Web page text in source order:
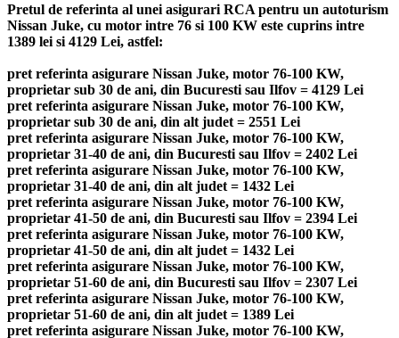
Pretul de referinta al unei asigurari RCA pentru un autoturism
Nissan Juke, cu motor intre 76 si 100 KW este cuprins intre
1389 lei si 4129 Lei, astfel:
pret referinta asigurare Nissan Juke, motor 76-100 KW,
proprietar sub 30 de ani, din Bucuresti sau Ilfov = 4129 Lei
pret referinta asigurare Nissan Juke, motor 76-100 KW,
proprietar sub 30 de ani, din alt judet = 2551 Lei
pret referinta asigurare Nissan Juke, motor 76-100 KW,
proprietar 31-40 de ani, din Bucuresti sau Ilfov = 2402 Lei
pret referinta asigurare Nissan Juke, motor 76-100 KW,
proprietar 31-40 de ani, din alt judet = 1432 Lei
pret referinta asigurare Nissan Juke, motor 76-100 KW,
proprietar 41-50 de ani, din Bucuresti sau Ilfov = 2394 Lei
pret referinta asigurare Nissan Juke, motor 76-100 KW,
proprietar 41-50 de ani, din alt judet = 1432 Lei
pret referinta asigurare Nissan Juke, motor 76-100 KW,
proprietar 51-60 de ani, din Bucuresti sau Ilfov = 2307 Lei
pret referinta asigurare Nissan Juke, motor 76-100 KW,
proprietar 51-60 de ani, din alt judet = 1389 Lei
pret referinta asigurare Nissan Juke, motor 76-100 KW,